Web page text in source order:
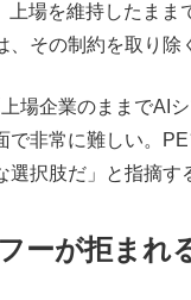
場を維持したま
その制約を取り除
場企業のままでAI
非常に難しい。
択肢だ」と指摘す
ーが拒まれ